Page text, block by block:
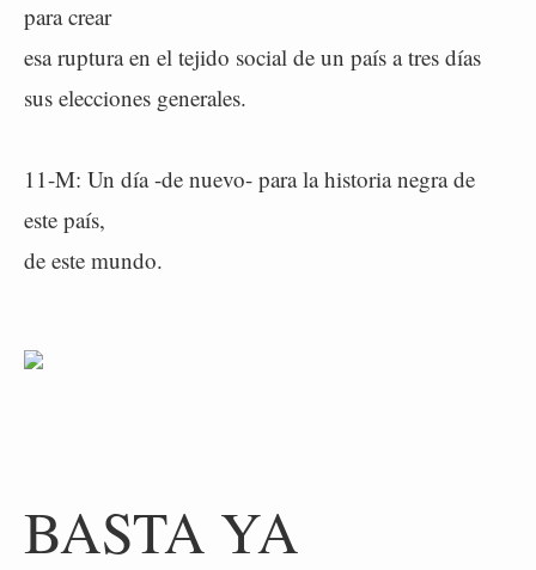
para crear
esa ruptura en el tejido social de un país a tres días
sus elecciones generales.
11-M: Un día -de nuevo- para la historia negra de
este país,
de este mundo.
BASTA YA